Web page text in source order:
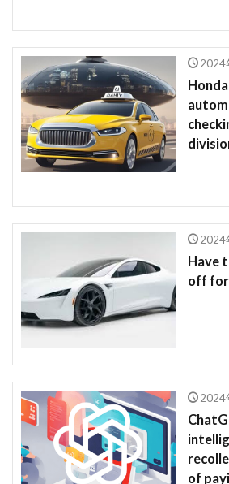
2024
2024
Have
off for
2024
of
Discrimination
Conversation
Artist
2023年 africa
Amazon
Anti-Hero
Automated
Congo
Car
Cedi Chat GPT
Chocolate
CO2
Peppa.io
Phone place
Race
rain rain check
restructuring
Rwanda
Orange Digital Centre
Independant
Independence
insight
Jumia
Kenyan
MTN
killed lagos
meditech
Mining Mobile